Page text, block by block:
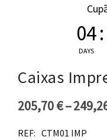
04
DAYS
:
Caixas
205,70€–
REF: CTM01 IMP